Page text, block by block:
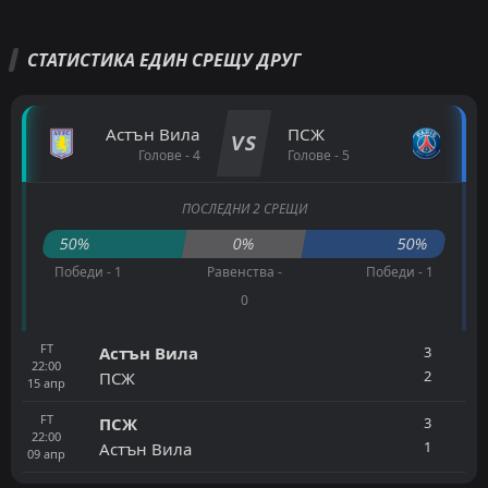
СТАТИСТИКА ЕДИН СРЕЩУ ДРУГ
Астън Вила
Голове - 4 VS ПСЖ
Голове - 5
ПОСЛЕДНИ 2 СРЕЩИ
50% 0% 50%
Победи - 1
Равенства -
0
Победи - 1
FT
22:00
15 апр
Астън Вила
ПСЖ
3
2
FT
22:00
09 апр
ПСЖ
Астън Вила
3
1